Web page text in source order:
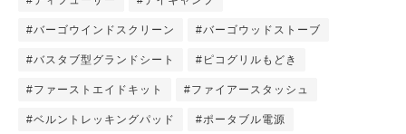
#バーゴウインドスクリーン #バーゴウッドストーブ
#バスタブ型グランドシート #ピコグリルもどき
#ファーストエイドキット #ファイアースタッシュ
#ベルントレッキングパッド #ポータブル電源